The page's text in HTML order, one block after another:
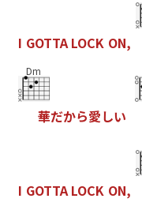
I GOTTA LOCK ON,
Dm
華だから愛しい
I GOTTA LOCK ON,